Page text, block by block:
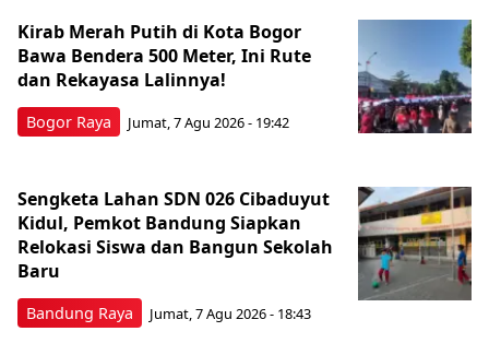
Bogor Raya
Kirab Merah Putih di Kota Bogor
Bawa Bendera 500 Meter, Ini Rute
dan Rekayasa Lalinnya!
Jumat, 7 Agu 2026 - 19:42
Bandung Raya
Sengketa Lahan SDN 026 Cibaduyut
Kidul, Pemkot Bandung Siapkan
Relokasi Siswa dan Bangun Sekolah
Baru
Jumat, 7 Agu 2026 - 18:43